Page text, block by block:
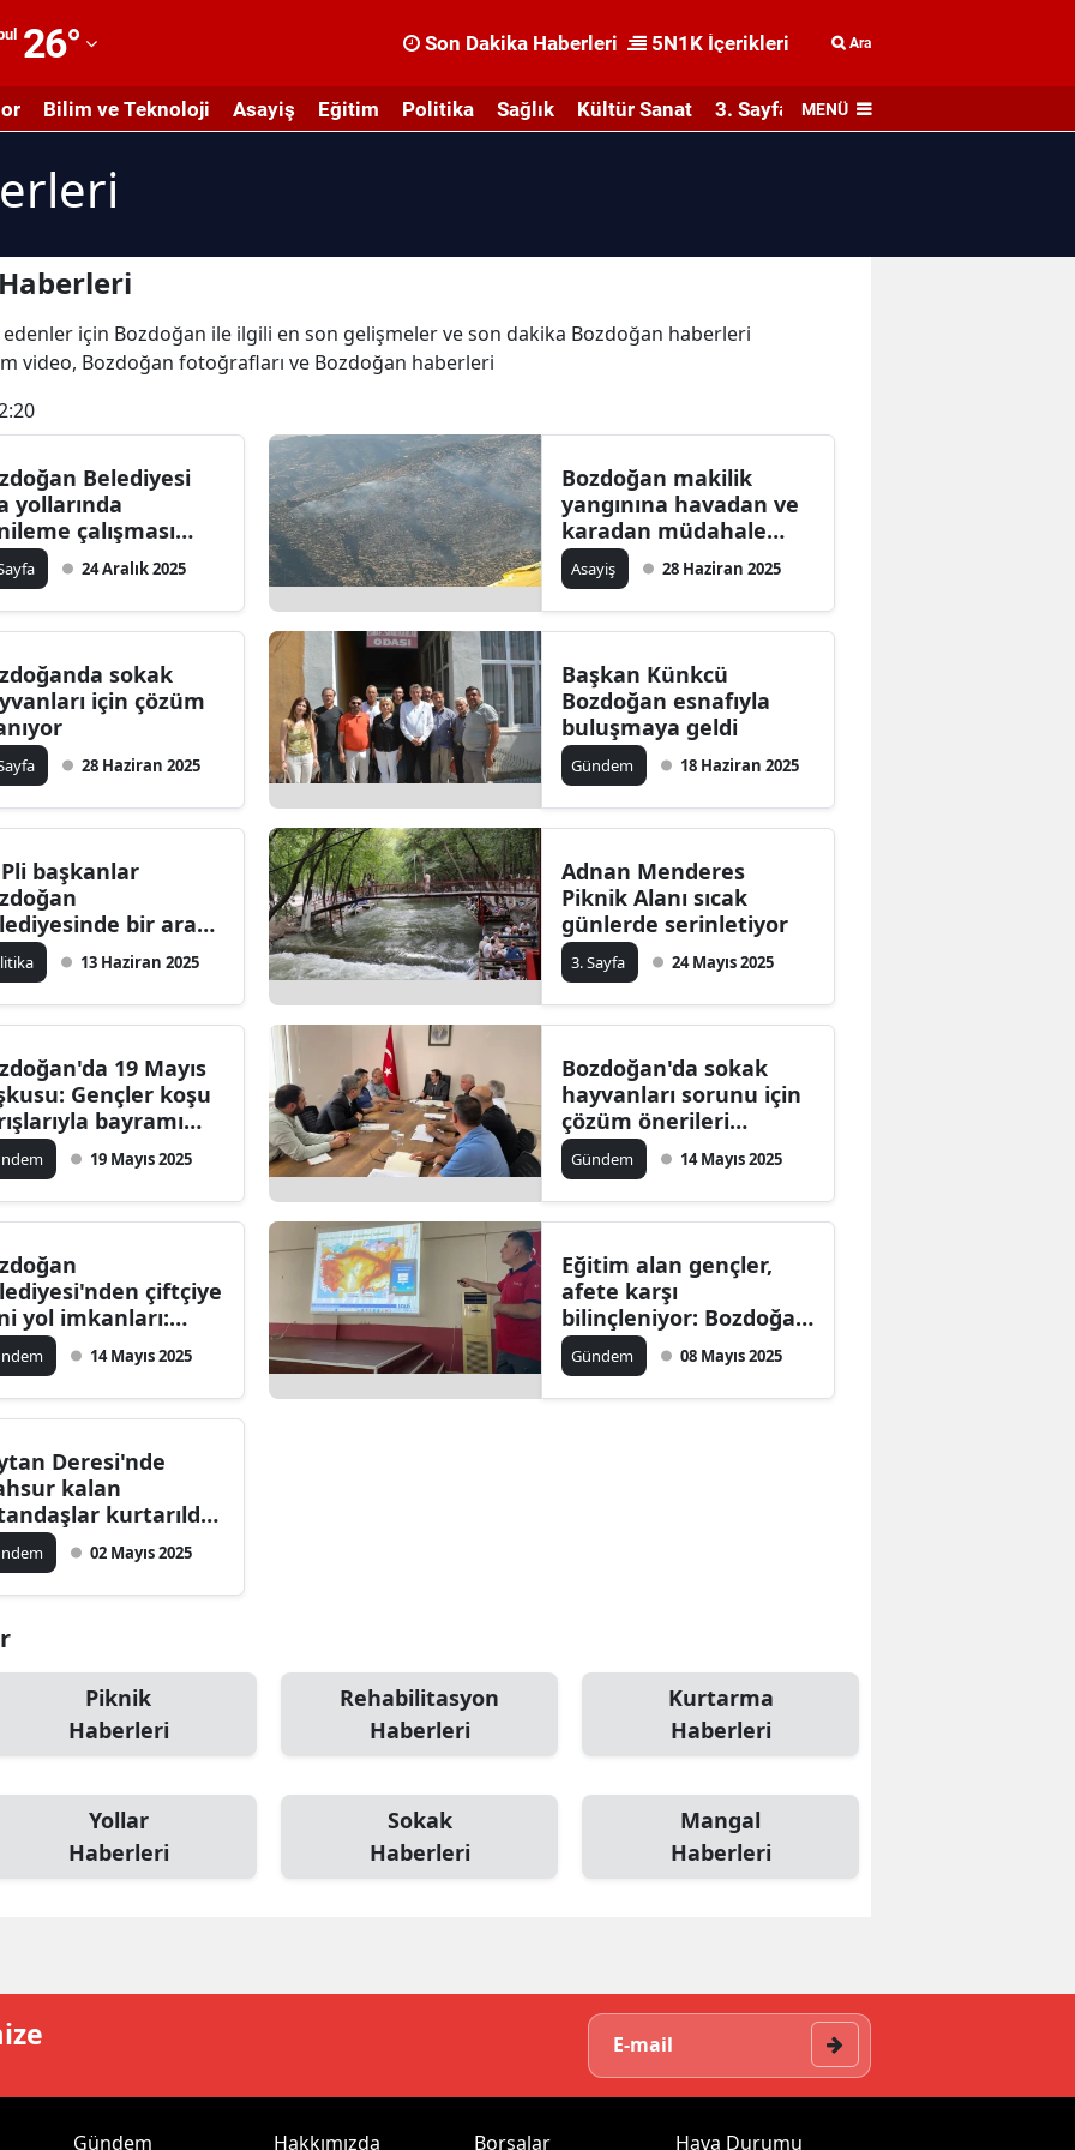
26° Son Dakika Haberleri 5N1K İçerikleri Ara
Bilim ve Teknoloji Asayiş Eğitim Politika Sağlık Kültür Sanat 3. Sayfa MENÜ
için Bozdoğan ile ilgili en son gelişmeler ve son dakika Bozdoğan haberleri
video, Bozdoğan fotoğrafları ve Bozdoğan haberleri
Belediyesi
yollarında
çalışması
24 Aralık 2025
Bozdoğan makilik
yangınına havadan ve
karadan müdahale
ediliyor
Asayiş 28 Haziran 2025
sokak
için çözüm
28 Haziran 2025
Başkan Künkcü
Bozdoğan esnafıyla
buluşmaya geldi
Gündem 18 Haziran 2025
başkanlar
bir araya
13 Haziran 2025
Adnan Menderes
Piknik Alanı sıcak
günlerde serinletiyor
3. Sayfa 24 Mayıs 2025
19 Mayıs
Gençler koşu
bayramı
19 Mayıs 2025
Bozdoğan'da sokak
hayvanları sorunu için
çözüm önerileri
masaya yatırıldı
Gündem 14 Mayıs 2025
çiftçiye
yol imkanları:
üretim için
14 Mayıs 2025
Eğitim alan gençler,
afete karşı
bilinçleniyor: Bozdoğan
MYO'da ilk yardım
eğitimi verildi
Gündem 08 Mayıs 2025
Deresi'nde
kalan
kurtarıldı:
Belediyesi
02 Mayıs 2025
Piknik
Haberleri
Rehabilitasyon
Haberleri
Kurtarma
Haberleri
Yollar
Haberleri
Sokak
Haberleri
Mangal
Haberleri
Gündem Hakkımızda Borsalar Hava Durumu